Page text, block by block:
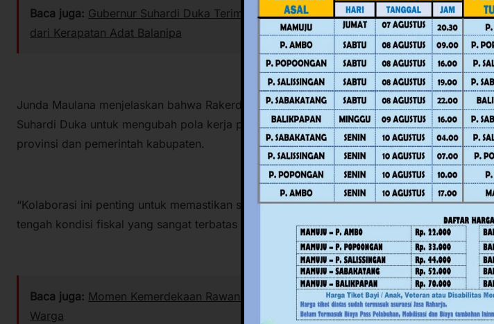
Baca juga: Gubernur Suhardi Duka Terima Gelar Kehormatan “Sulo Tappidena Balanipa”
dari Kerapatan Adat Balanipa
Junda Maulana menjelaskan bahwa Rakerda ini dilaksanakan atas arahan Gubernur Sulbar
Suhardi Duka untuk mengubah pola kerja pemerintahan ke arah kolaboratif antara
provinsi dan pemerintah kabupaten.
“Kolaborasi ini penting untuk memastikan sinkronisasi program dan kegiatan, terutama di
tengah kondisi fiskal yang sangat terbatas pada tahun 2026,” ujar Junda.
Baca juga: Momen Kemerdekaan Rawan Isu SARA, Pemprov Sulbar Perkuat Literasi
Warga